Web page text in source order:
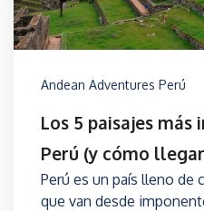
Andean Adventures Perú
Los 5 paisajes
Perú (y cómo
Perú es un país lleno de
que van desde